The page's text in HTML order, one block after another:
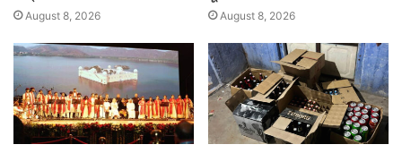
August 8, 2026 August 8, 2026